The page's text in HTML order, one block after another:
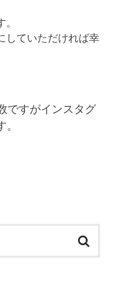
していただければ幸
ですがインスタグ